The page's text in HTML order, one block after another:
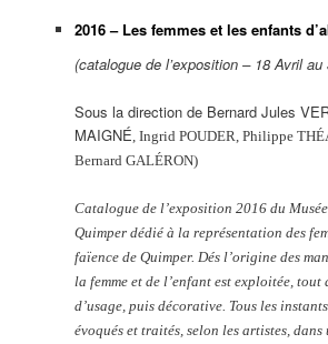
2016 – Les femmes et les enfants
(catalogue de l’exposition – 18 Avril
Sous la direction de Bernard Jules
MAIGNÉ , Ingrid POUDER, Philippe THÉ
Bernard GALÉRON)
Catalogue de l’exposition 2016 du
Quimper dédié à la représentation des
faïence de Quimper. Dés l’origine des
la femme et de l’enfant est exploitée, tout
d’usage, puis décorative. Tous les
évoqués et traités, selon les artistes,